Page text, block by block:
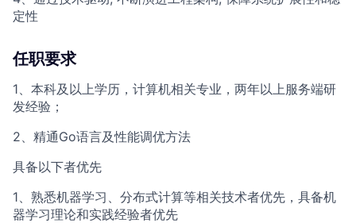
定性
任职要求
1、本科及以上学历，计算机相关专业，两年以上服务端研
发经验；
2、精通Go语言及性能调优方法
具备以下者优先
1、熟悉机器学习、分布式计算等相关技术者优先，具备机
器学习理论和实践经验者优先